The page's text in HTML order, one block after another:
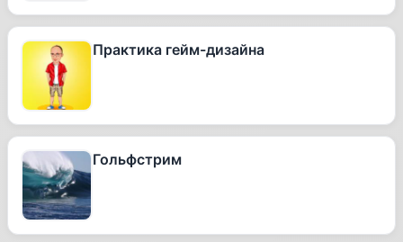
Практика гейм-дизайна
Гольфстрим